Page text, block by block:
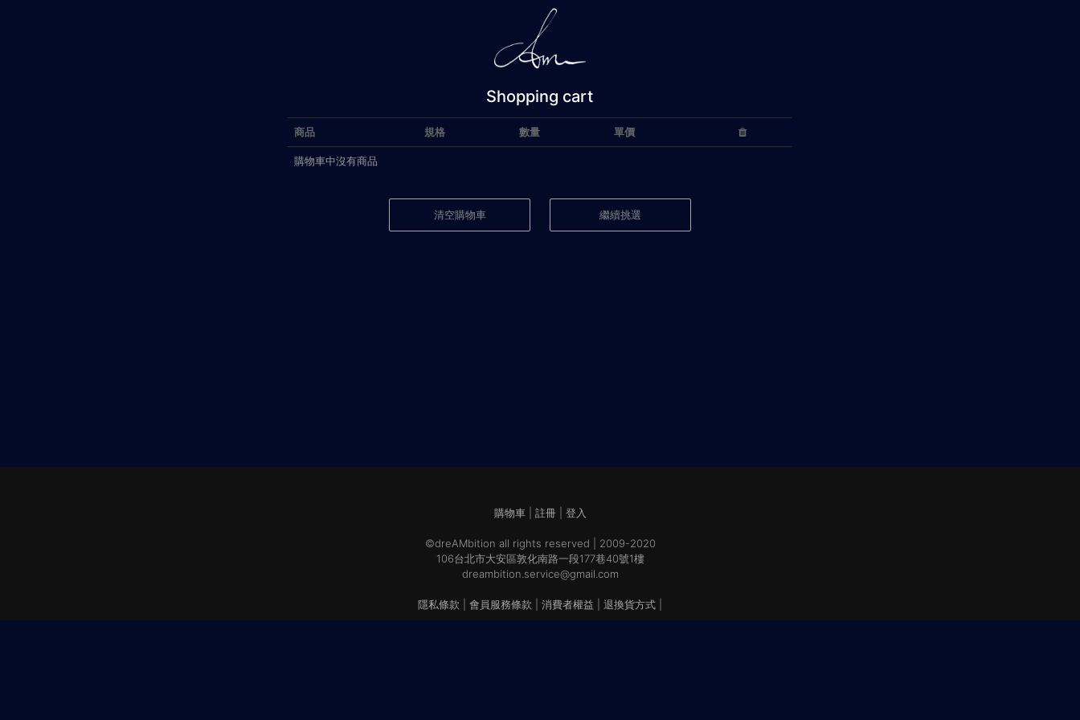
Shopping cart
商品 規格 數量 單價
購物車中沒有商品
清空購物車 繼續挑選
購物車| 註冊| 登入
©dreAMbition all rights reserved | 2009-2020
106台北市大安區敦化南路一段177巷40號1樓
dreambition.service@gmail.com
隱私條款 會員服務條款 消費者權益 退換貨方式